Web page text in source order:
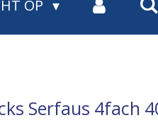
OP
Serfaus 4fach